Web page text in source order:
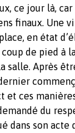
ce jour là, car
finaux. Une
en état
de pied à
salle. Après
et ces
du
dans son acte